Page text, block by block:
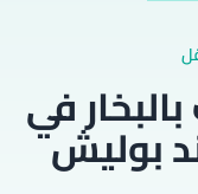
في
بوليش